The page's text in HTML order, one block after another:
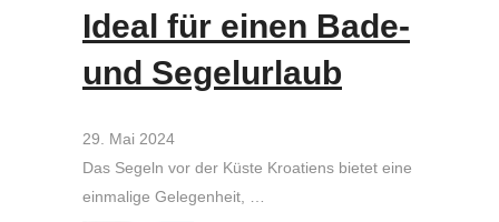
Ideal für einen Bade-
und Segelurlaub
29. Mai 2024
Das Segeln vor der Küste Kroatiens bietet eine
einmalige Gelegenheit, …